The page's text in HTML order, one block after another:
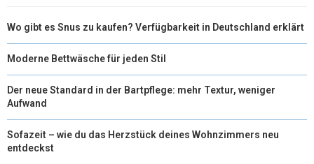
Wo gibt es Snus zu kaufen? Verfügbarkeit in Deutschland erklärt
Moderne Bettwäsche für jeden Stil
Der neue Standard in der Bartpflege: mehr Textur, weniger
Aufwand
Sofazeit – wie du das Herzstück deines Wohnzimmers neu
entdeckst